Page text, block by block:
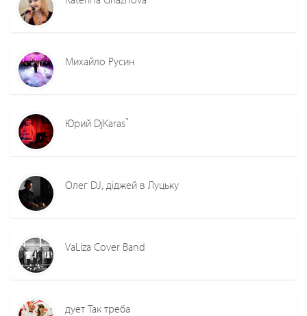
Михайло Русин
Юрий DjKaras`
Олег DJ, діджей в Луцьку
VaLiza Cover Band
дует Так треба